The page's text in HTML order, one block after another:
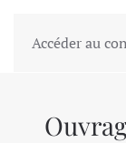
Accéder au